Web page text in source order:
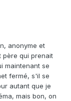
anonyme et
père qui prenait
maintenant se
fermé, s'il se
autant que je
mais bon, on